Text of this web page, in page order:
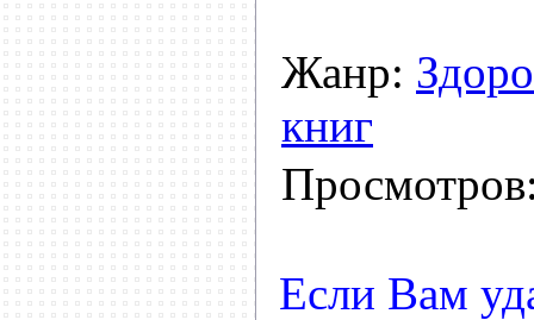
Жанр:
книг
Если Вам